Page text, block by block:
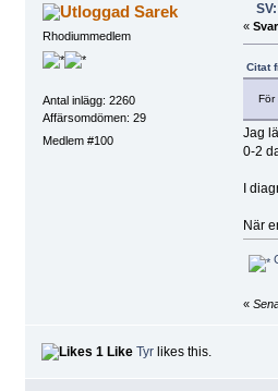
Sarek
Rhodiummedlem
Antal inlägg: 2260
Affärsomdömen: 29
Medlem #100
«
Citat
För
Jag
0-2
I
När
«
1 Like Tyrlikes this.